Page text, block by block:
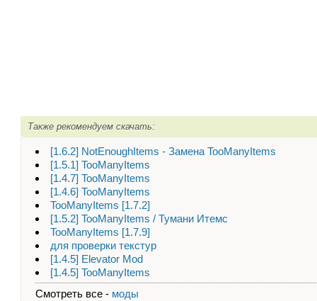
Также рекомендуем скачать:
[1.6.2] NotEnoughItems - Замена TooManyItems
[1.5.1] TooManyItems
[1.4.7] TooManyItems
[1.4.6] TooManyItems
TooManyItems [1.7.2]
[1.5.2] TooManyItems / Тумани Итемс
TooManyItems [1.7.9]
для проверки текстур
[1.4.5] Elevator Mod
[1.4.5] TooManyItems
Смотреть все - моды